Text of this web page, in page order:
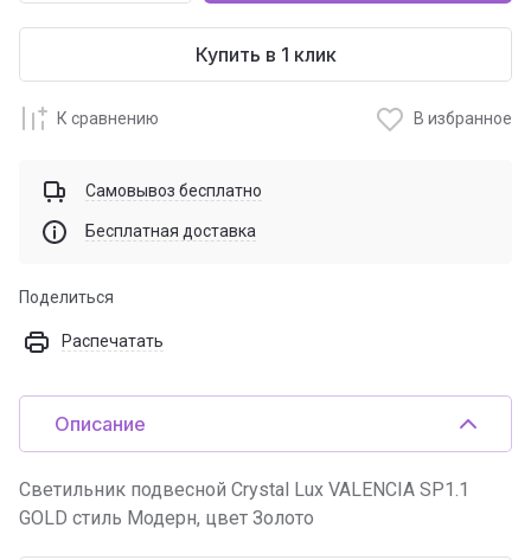
Купить в 1 клик
К сравнению В избранное
Самовывоз бесплатно
Бесплатная доставка
Поделиться
Распечатать
Описание
Светильник подвесной Crystal Lux VALENCIA SP1.1
GOLD стиль Модерн, цвет Золото